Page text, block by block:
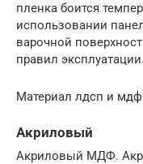
пленка боится
использовании
варочной
правил эксплуатации.
Материал лдсп и
Акриловый
Акриловый МДФ.